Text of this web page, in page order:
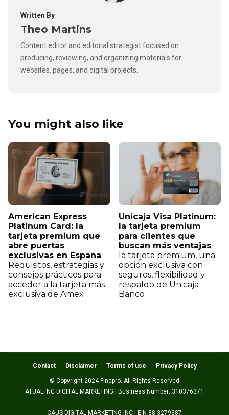
Written By
Theo Martins
Content editor and editorial strategist focused on
producing, reviewing, and organizing materials for
websites, pages, and digital projects.
You might also like
American Express
Platinum Card: la
tarjeta premium que
abre puertas
exclusivas en España
Requisitos, estrategias y
consejos prácticos para
acceder a la tarjeta más
exclusiva de Amex
Unicaja Visa Platinum:
la tarjeta premium
para clientes que
buscan más ventajas
la tarjeta premium, una
opción exclusiva con
seguros, flexibilidad y
respaldo de Unicaja
Banco
Contact Disclaimer Terms of use Privacy Policy
© Copyright 2024 Fincpro. All Rights Reserved
ATUALFNC DIGITAL MARKETING | Business Number: 310376371
CAUS DIGITAL MARKETING INC | EIN 88-3279387